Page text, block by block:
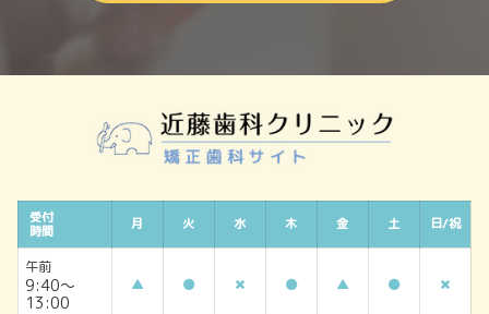
受付
時間
月 火 水 木 金 土 日/祝
午前
9:40～
13:00
▲ ▲